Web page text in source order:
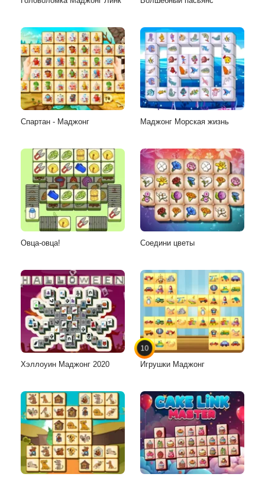
Спартан - Маджонг Маджонг Морская жизнь
Овца-овца! Соедини цветы
Хэллоуин Маджонг 2020
10
Игрушки Маджонг